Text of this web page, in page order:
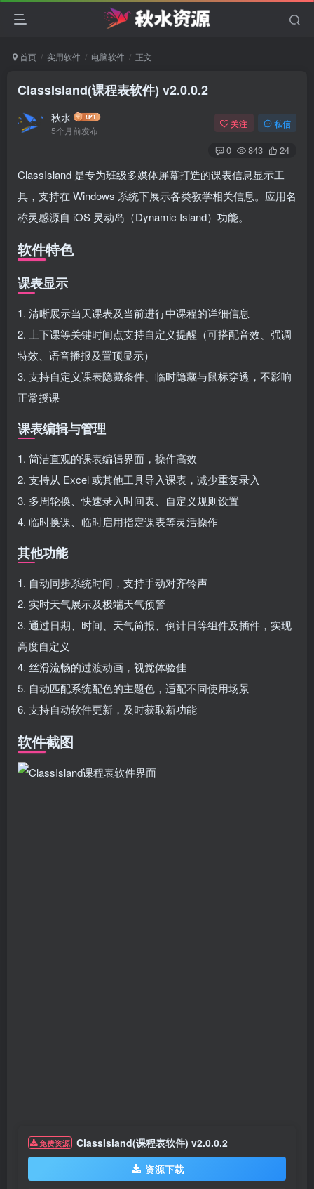
首页 实用软件 电脑软件 正文
ClassIsland(课程表软件) v2.0.0.2
秋水
5个月前发布
关注 私信
0 843 24
ClassIsland 是专为班级多媒体屏幕打造的课表信息显示工
具，支持在 Windows 系统下展示各类教学相关信息。应用名
称灵感源自 iOS 灵动岛（Dynamic Island）功能。
软件特色
课表显示
1. 清晰展示当天课表及当前进行中课程的详细信息
2. 上下课等关键时间点支持自定义提醒（可搭配音效、强调
特效、语音播报及置顶显示）
3. 支持自定义课表隐藏条件、临时隐藏与鼠标穿透，不影响
正常授课
课表编辑与管理
1. 简洁直观的课表编辑界面，操作高效
2. 支持从 Excel 或其他工具导入课表，减少重复录入
3. 多周轮换、快速录入时间表、自定义规则设置
4. 临时换课、临时启用指定课表等灵活操作
其他功能
1. 自动同步系统时间，支持手动对齐铃声
2. 实时天气展示及极端天气预警
3. 通过日期、时间、天气简报、倒计日等组件及插件，实现
高度自定义
4. 丝滑流畅的过渡动画，视觉体验佳
5. 自动匹配系统配色的主题色，适配不同使用场景
6. 支持自动软件更新，及时获取新功能
软件截图
免费资源 ClassIsland(课程表软件) v2.0.0.2
资源下载